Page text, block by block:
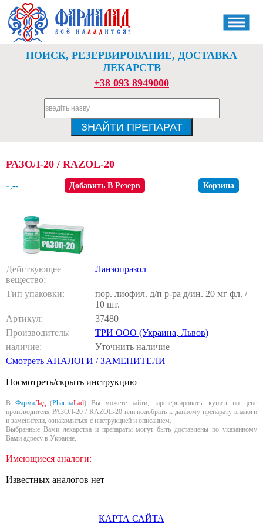
ПОИСК, РЕЗЕРВИРОВАНИЕ, ДОСТАВКА
ЛЕКАРСТВ
+38 093 8949000
РАЗОЛ-20 / RAZOL-20
-,-- Добавить В Резерв Корзина
Действующее
вещество:
Ланзопразол
Тип упаковки:
пор. лиофил. д/п р-ра д/ин. 20 мг фл. /
10 шт.
Артикул:
37480
Производитель:
ТРИ ООО (Украина, Львов)
наличие:
Уточнить наличие
Смотреть АНАЛОГИ / ЗАМЕНИТЕЛИ
Посмотреть/скрыть инструкцию
В ФармаЛад(PharmaLad) Вы можете найти, зарезервировать, купить по цене
производителя РАЗОЛ-20 / RAZOL-20 или подобрать к данному препарату аналоги
и заменители, ознакомиться с инструкцией и описанием.
Выбранные Вами лекарства и препараты могут быть доставлены по указанному
Вами адресу в Украине.
Имеющиеся аналоги:
Известных аналогов нет
КАРТА САЙТА